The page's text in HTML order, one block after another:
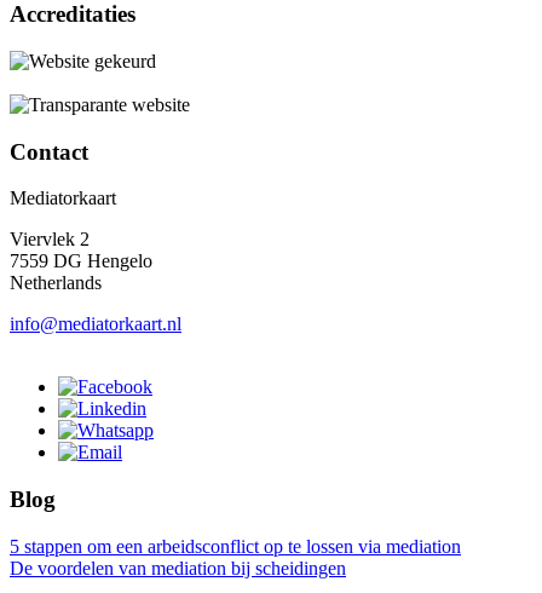
Accreditaties
Contact
Mediatorkaart
Viervlek 2
7559 DG Hengelo
Netherlands
info@mediatorkaart.nl
Blog
5 stappen om een arbeidsconflict op te lossen via mediation
De voordelen van mediation bij scheidingen